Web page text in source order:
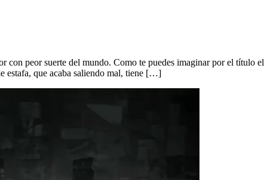
con peor suerte del mundo. Como te puedes imaginar por el título
estafa, que acaba saliendo mal, tiene […]